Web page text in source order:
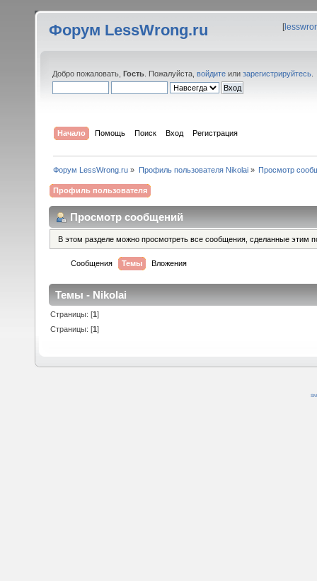
Форум LessWrong.ru [
Добро пожаловать, Гость . Пожалуйста, войдите или зарегистрируйтесь
Начало Помощь Поиск Вход Регистрация
Форум LessWrong.ru » Профиль пользователя Nikolai» Просмотр
Профиль пользователя
Просмотр сообщений
В этом разделе можно просмотреть все сообщения, сделанные этим
Сообщения Темы Вложения
Темы - Nikolai
Страницы: [1]
Страницы: [1]